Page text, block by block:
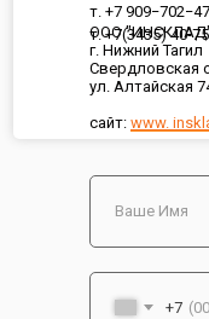
ООО
г. Нижний Тагил
Свердловская
ул. Алтайская
сайт: www.
т. +7
т. +7(3435) 40-
+7